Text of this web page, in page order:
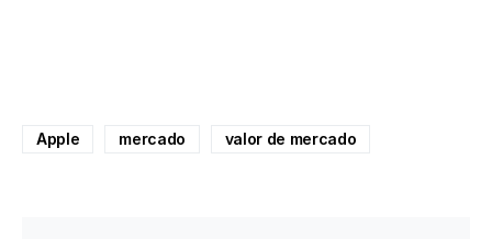
Apple mercado valor de mercado